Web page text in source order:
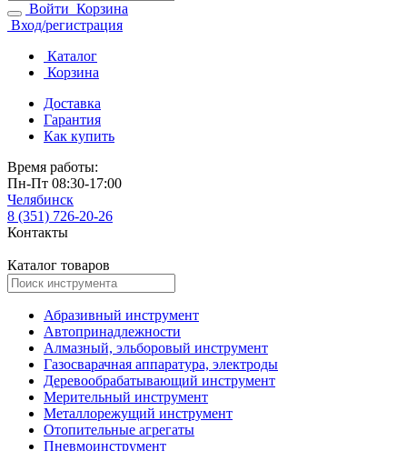
Войти Корзина
Вход/регистрация
Каталог
Корзина
Доставка
Гарантия
Как купить
Время работы:
Пн-Пт 08:30-17:00
Челябинск
8 (351) 726-20-26
Контакты
Каталог товаров
Абразивный инструмент
Автопринадлежности
Алмазный, эльборовый инструмент
Газосварачная аппаратура, электроды
Деревообрабатывающий инструмент
Мерительный инструмент
Металлорежущий инструмент
Отопительные агрегаты
Пневмоинструмент